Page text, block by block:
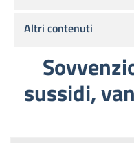
sussidi,
Altri contenuti